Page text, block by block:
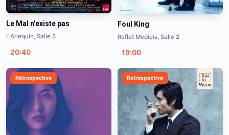
Le Mal n'existe pas
L'Arlequin, Salle 3
20:40
Foul King
Reflet Medicis, Salle 2
19:00
Rétrospective Rétrospective